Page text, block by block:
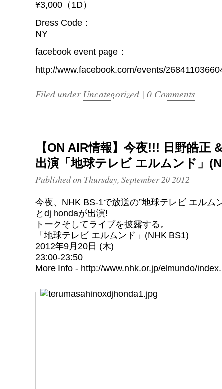
¥3,000（1D）
Dress Code：
NY
facebook event page：
http://www.facebook.com/events/
Filed under Uncategorized | 0 Comments
【ON AIR情報】今夜!!! 日野皓正
出演「地球テレビ エルムンド」
Published on Thursday, September 20 2012
今夜、NHK BS-1で放送の”地球テレビ エルム
とdj hondaが出演!
トークそしてライブを披露する。
「地球テレビ エルムンド」(NHK BS1)
2012年9月20日 (木)
23:00-23:50
More Info - http://www.nhk.or.jp/elmundo/